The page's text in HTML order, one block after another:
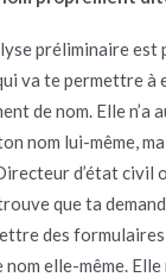
préliminaire
va te permettre à
de nom. Elle n’a
nom lui-même,
d’état civil
que ta
des formulaires
nom elle-même.